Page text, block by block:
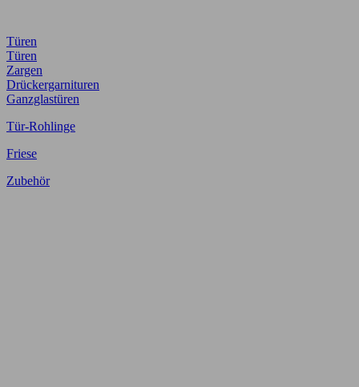
Türen
Türen
Zargen
Drückergarnituren
Ganzglastüren
Tür-Rohlinge
Friese
Zubehör